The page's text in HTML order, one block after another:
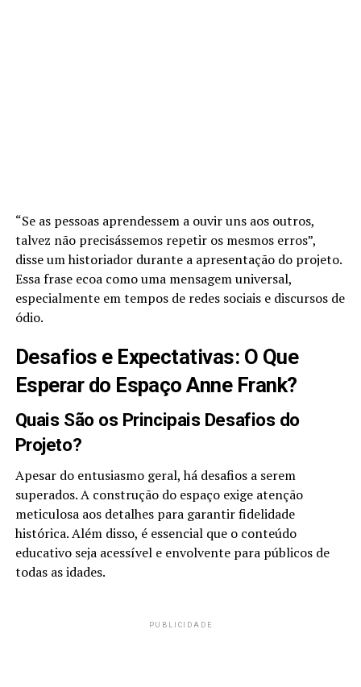
“Se as pessoas aprendessem a ouvir uns aos outros,
talvez não precisássemos repetir os mesmos erros”,
disse um historiador durante a apresentação do projeto.
Essa frase ecoa como uma mensagem universal,
especialmente em tempos de redes sociais e discursos de
ódio.
Desafios e Expectativas: O Que
Esperar do Espaço Anne Frank?
Quais São os Principais Desafios do
Projeto?
Apesar do entusiasmo geral, há desafios a serem
superados. A construção do espaço exige atenção
meticulosa aos detalhes para garantir fidelidade
histórica. Além disso, é essencial que o conteúdo
educativo seja acessível e envolvente para públicos de
todas as idades.
PUBLICIDADE